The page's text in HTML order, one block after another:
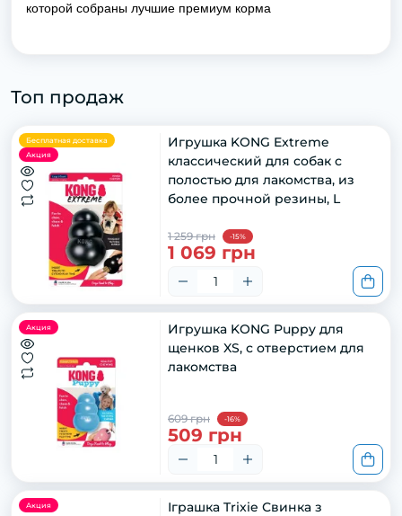
которой собраны лучшие премиум корма
Топ продаж
Бесплатная доставка
Акция
Игрушка KONG Extreme
классический для собак с
полостью для лакомства, из
более прочной резины, L
1 259 грн -15%
1 069 грн
Акция
Игрушка KONG Puppy для
щенков XS, с отверстием для
лакомства
609 грн -16%
509 грн
Акция
Іграшка Trixie Свинка з